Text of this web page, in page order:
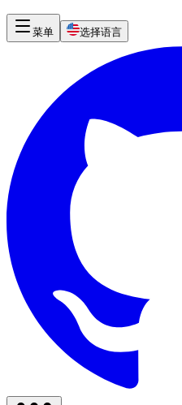
菜单 选择语言